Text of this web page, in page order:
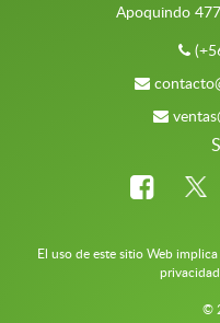
Apoquindo
El uso de este sitio Web
©